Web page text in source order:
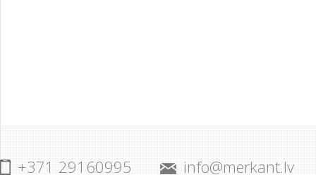
+371 29160995
info@merkant.lv